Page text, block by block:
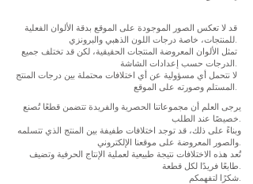
قد لا تعكس الصور الموجودة على الموقع بدقة الألوان الفعلية
للمنتجات، خاصة درجات اللون الذهبي والبرونزي.
تمثل الألوان المعروضة المنتجات الحقيقية، لكن قد تختلف جميع
الدرجات حسب إعدادات الشاشة.
لا نتحمل أي مسؤولية عن أي اختلافات محتملة بين درجات المنتج
المستلم وصورته على الموقع.
يرجى العلم أن مجموعاتنا الحصرية والفريدة تتضمن قطعًا تُصنع
خصيصًا عند الطلب.
وبناءً على ذلك، قد توجد اختلافات طفيفة بين المنتج الذي تتسلمه
والصور المعروضة على موقعنا الإلكتروني.
تُعد هذه الاختلافات نتيجة طبيعية لعملية الإنتاج الحرفية وتضيف
طابعًا فريدًا لكل قطعة.
شكرًا لتفهمكم.